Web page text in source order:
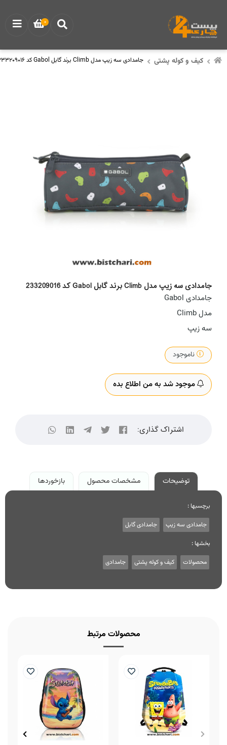
کیف و کوله پشتی جامدادی سه زیپ مدل Climb برند گابل Gabol کد 233209016
جامدادی سه زیپ مدل Climb برند گابل Gabol کد 233209016
جامدادی Gabol
مدل Climb
سه زیپ
ناموجود
موجود شد به من اطلاع بده
اشتراک گذاری:
توضیحات مشخصات محصول بازخوردها
برچسبها :
جامدادی سه زیپ جامدادی گابل
بخشها :
محصولات کیف و کوله پشتی جامدادی
محصولات مرتبط
0